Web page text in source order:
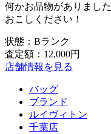
何かお品物がありまし
おこしください！
状態：Bランク
査定額：12,000円
店舗情報を見る
バッグ
ブランド
ルイヴィトン
千葉店